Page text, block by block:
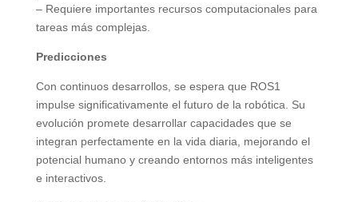
– Requiere importantes recursos computacionales para
tareas más complejas.
Predicciones
Con continuos desarrollos, se espera que ROS1
impulse significativamente el futuro de la robótica. Su
evolución promete desarrollar capacidades que se
integran perfectamente en la vida diaria, mejorando el
potencial humano y creando entornos más inteligentes
e interactivos.